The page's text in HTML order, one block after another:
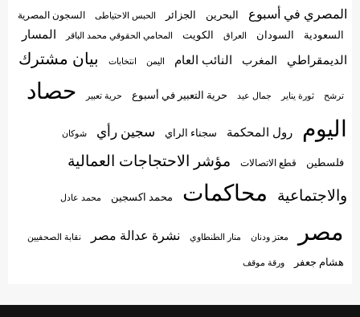
المصري في أسبوع
البحرين الجزائر الحبس الاحتياطى السجون المصرية
السعودية السودان العراق الكويت المحامي الحقوقي محمد الباقر
المسار
الديمقراطي
المغرب النائب العام اليمن انتخابات بيان مشترك
ترشح ثورة يناير جمال عيد حرية التعبير في أسبوع حرية تعبير
حصاد
اليوم
رول المحكمة سجناء الراي سجين رأي شوكان
فلسطين قطع الاتصالات مؤشر الاحتجاجات العمالية
والاجتماعية محاكمات محمد اكسجين محمد عادل
مصر معتز ودنان منار الطنطاوي نشرة عدالة مصر نقابة الصحفيين
هشام جعفر ورقة موقف